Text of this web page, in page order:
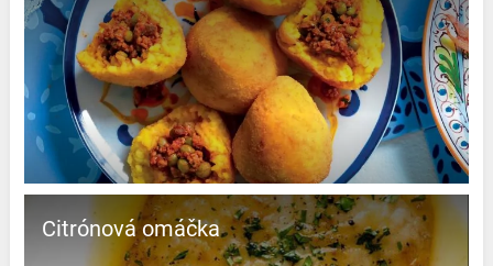
Citrónová omáčka